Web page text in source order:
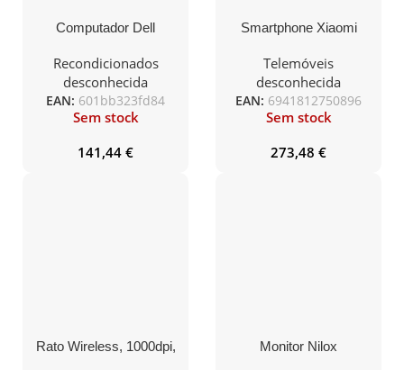
Computador Dell
i5-6400T 8Gb, 240SSD,
W10Pro
Recondicionados
desconhecida
EAN: 601bb323fd84
Sem stock
141,44 €
Smartphone Xiaomi
8GB/ 256GB/ 6.67″/ 5G/
Preto
Telemóveis
desconhecida
EAN: 6941812750896
Sem stock
273,48 €
Rato Wireless, 1000dpi,
Monitor Nilox